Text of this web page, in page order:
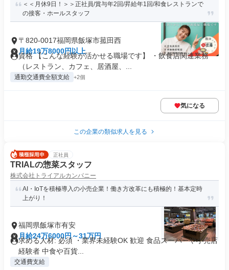
＜＜月休9日！＞＞正社員/賞与年2回/昇給年1回/和食レストランで
の接客・ホールスタッフ
〒820-0017福岡県飯塚市菰田西
月給19万8000円以上
資格 【こんな経験が活かせる職場です】 ・飲食店関連業務
（レストラン、カフェ、居酒屋、...
通勤交通費全額支給 +2個
気になる
この企業の類似求人を見る
正社員
TRIALの惣菜スタッフ
株式会社トライアルカンパニー
AI・IoTを積極導入の小売企業！働き方改革にも積極的！基本定時
上がり！
福岡県飯塚市有安
月給24万6000円～31万円
求める人材: 必須 ・業界未経験OK 歓迎 食品スーパーや小売店
経験者 中食や百貨...
交通費支給